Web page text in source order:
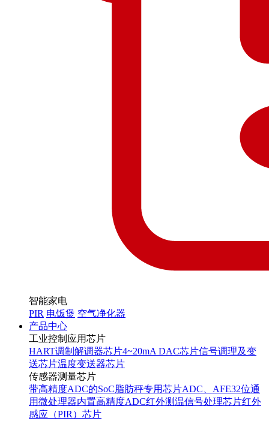
智能家电
PIR 电饭煲 空气净化器
产品中心
工业控制应用芯片
HART调制解调器芯片4~20mA DAC芯片信号调理及变
送芯片温度变送器芯片
传感器测量芯片
带高精度ADC的SoC 脂肪秤专用芯片ADC、AFE32位通
用微处理器内置高精度ADC红外测温信号处理芯片红外
感应（PIR）芯片